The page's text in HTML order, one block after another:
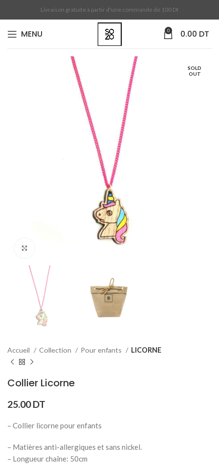
Livraison gratuite à partir d'une commande de 100 Dt
MENU 0 0.00 DT
SOLD
OUT
Accueil Collection Pour enfants LICORNE
Collier Licorne
25.00DT
– Collier licorne pour enfants
– Matières anti-allergiques et sans nickel.
– Longueur chaîne: 50cm